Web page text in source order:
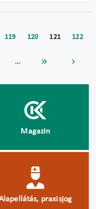
119 120 121 122
…
Magazin
praxisjog